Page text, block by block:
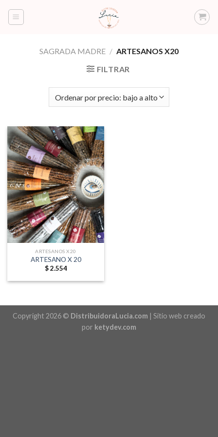
SAGRADA MADRE / ARTESANOS X20
FILTRAR
ARTESANOS X20
ARTESANO X 20
$2.554
Copyright 2026 © DistribuidoraLucia.com | Sitio web creado
por ketydev.com